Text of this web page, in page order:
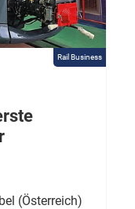
Rail Business
(Österreich)